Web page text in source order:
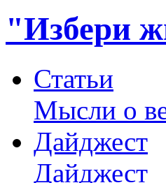
"Избери
Статьи
Мысли о
Дайджест
Дайджест